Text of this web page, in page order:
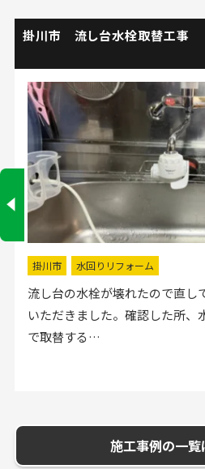
掛川市 流し台水栓取替工事
掛川市 水回りリフォーム
流し台の水栓が壊れたので直し
いただきました。確認した所、
で取替する…
施工事例の一覧